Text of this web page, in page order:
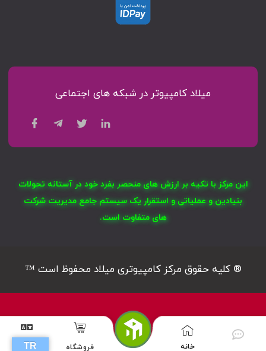
میلاد کامپیوتر در شبکه های اجتماعی
این مرکز با تکیه بر ارزش های منحصر بفرد خود در آستانه تحولات
بنیادین و عملیاتی و استقرار یک سیستم جامع مدیریت شرکت
های متفاوت است.
® کلیه حقوق مرکز کامپیوتری میلاد محفوظ است ™
خانه فروشگاه G
TR